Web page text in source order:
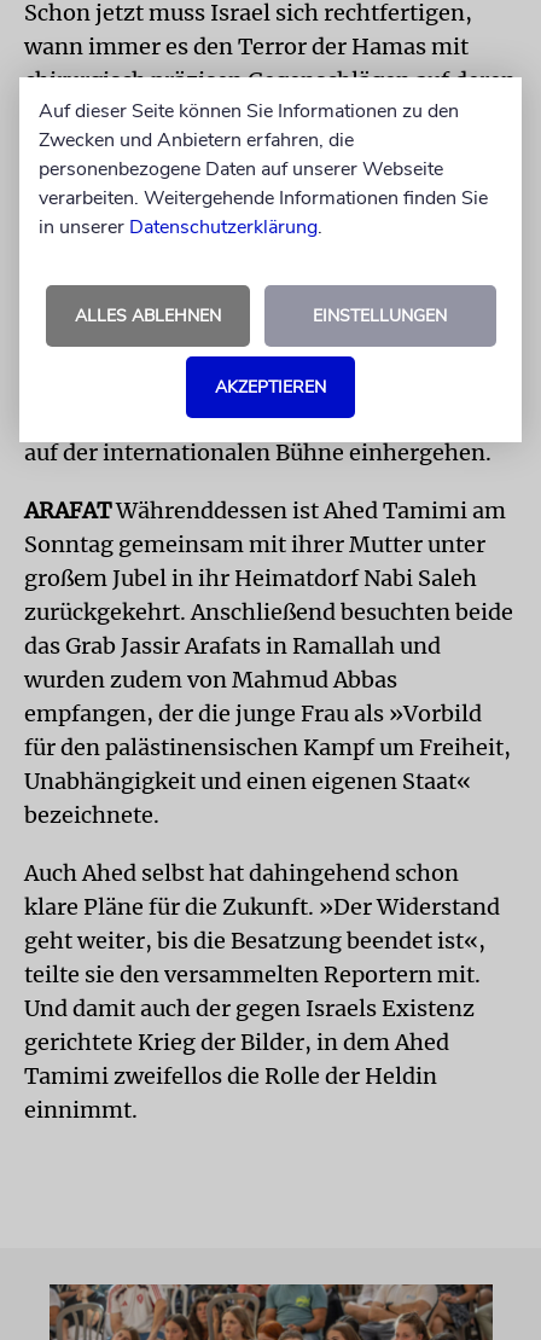
Schon jetzt muss Israel sich rechtfertigen,
wann immer es den Terror der Hamas mit
chirurgisch präzisen Gegenschlägen auf deren
Quartiere beantwortet. Ein robusteres
Vorgehen gegen Nadelstiche nach
Tamimi’scher Hausfrauenart brächte das
antiisraelische Fass indes vollends zum
wären Übergriffe auf Soldaten ohne
Konsequenzen denkbar. Nur im Falle Israels
steht jeder Akt der Selbstverteidigung unter
Generalverdacht. Nur hier können
Selbstverständlichkeiten mit hohen Kosten
auf der internationalen Bühne einhergehen.
ARAFATWährenddessen ist Ahed Tamimi am
Sonntag gemeinsam mit ihrer Mutter unter
großem Jubel in ihr Heimatdorf Nabi Saleh
zurückgekehrt. Anschließend besuchten beide
das Grab Jassir Arafats in Ramallah und
wurden zudem von Mahmud Abbas
empfangen, der die junge Frau als »Vorbild
für den palästinensischen Kampf um Freiheit,
Unabhängigkeit und einen eigenen Staat«
bezeichnete.
Auch Ahed selbst hat dahingehend schon
klare Pläne für die Zukunft. »Der Widerstand
geht weiter, bis die Besatzung beendet ist«,
teilte sie den versammelten Reportern mit.
Und damit auch der gegen Israels Existenz
gerichtete Krieg der Bilder, in dem Ahed
Tamimi zweifellos die Rolle der Heldin
einnimmt.
Auf dieser Seite können Sie Informationen zu den
Zwecken und Anbietern erfahren, die
personenbezogene Daten auf unserer Webseite
verarbeiten. Weitergehende Informationen finden Sie
in unserer Datenschutzerklärung.
ALLES ABLEHNEN EINSTELLUNGEN
AKZEPTIEREN